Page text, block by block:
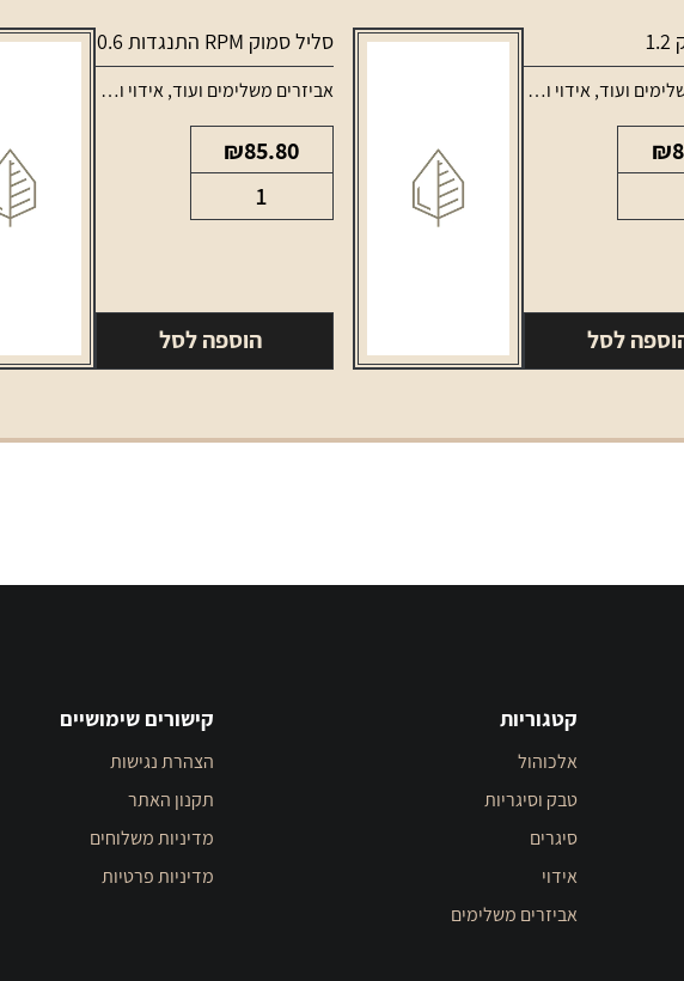
ועוד,אידוי ונרגילות סלילים וסוללות למכשירי אידוי
₪
לסל
סליל סמוק RPM התנגדות 0.6
אביזרים משלימים ועוד,אידוי ונרגילות
₪85.80
של
RPM
הוספה לסל
קטגוריות
אלכוהול
טבק וסיגריות
סיגרים
אידוי
אביזרים משלימים
קישורים שימושיים
הצהרת נגישות
תקנון האתר
מדיניות משלוחים
מדיניות פרטיות